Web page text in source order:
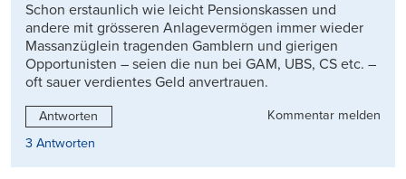
Schon erstaunlich wie leicht Pensionskassen und
andere mit grösseren Anlagevermögen immer wieder
Massanzüglein tragenden Gamblern und gierigen
Opportunisten – seien die nun bei GAM, UBS, CS etc. –
oft sauer verdientes Geld anvertrauen.
Antworten
Kommentar melden
3 Antworten